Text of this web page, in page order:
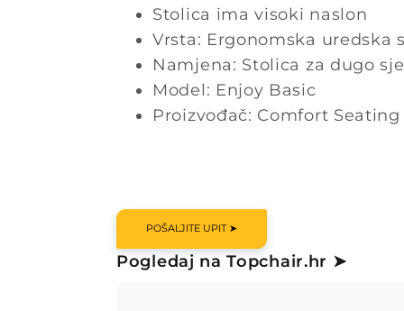
Stolica ima visoki naslon
Vrsta: Ergonomska uredska
Namjena: Stolica za dugo
Model: Enjoy Basic
Proizvođač: Comfort Seating
POŠALJITE UPIT ➤
Pogledaj na Topchair.hr ➤